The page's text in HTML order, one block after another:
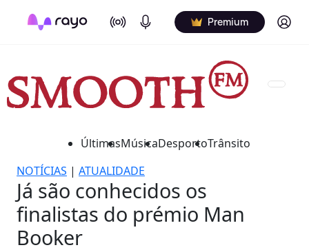
On Air Podcasts Premium Log in
ÚltimasMúsicaDesportoTrânsito
NOTÍCIAS | ATUALIDADE
Já são conhecidos os
finalistas do prémio Man
Booker